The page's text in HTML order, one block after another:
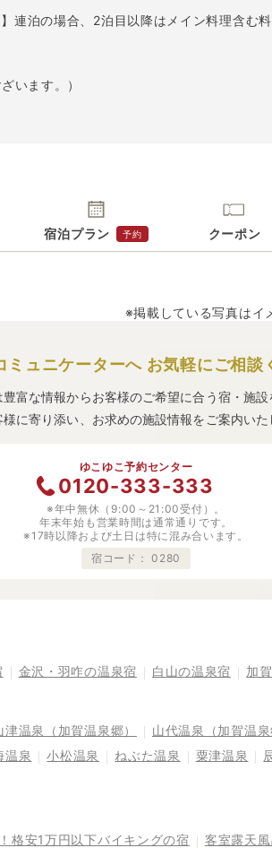
連泊の場合、2泊目以降はメイン料理含む
います。）
宿泊プラン 予約 クーポン
※掲載している写真はイ
ミュニケーターへ お気軽にご相談
富な情報からお客様のご希望に合う宿・施
に寄り添い、お求めの施設情報をご案内いた
ゆこゆこ予約センター
0120-333-333
※年中無休（9:00～21:00受付）。
年末年始も営業時間は通常通りです。
※17時以降および土日は特に混み合います。
宿コード：0280
金沢・羽咋の温泉宿 白山の温泉宿 加
津温泉（加賀温泉郷） 山代温泉（加賀温泉
温泉 小松温泉 ねぶた温泉 粟津温泉
格安1万円以下バイキングの宿 客室露天